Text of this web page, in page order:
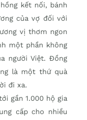
kết nối, bánh
của vợ đối với
vị thơm ngon
một phần không
người Việt. Đồng
là một thứ quà
đi xa.
gần 1.000 hộ gia
cấp cho nhiều